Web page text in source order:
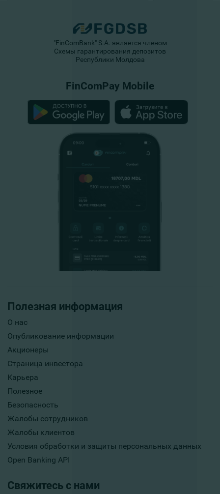
Полезная информация
О нас
Опубликование информации
Акционеры
Страница инвестора
Карьера
Полезное
Безопасность
Жалобы сотрудников
Жалобы клиентов
Условия обработки и защиты персональных данных
Open Banking API
Свяжитесь с нами
"FinComBank" S.A. является членом
Схемы гарантирования депозитов
Республики Молдова
FinComPay Mobile